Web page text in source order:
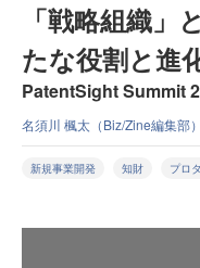
「戦略組織
たな役割と進
PatentSight Summit
名須川 楓太（Biz/Zine編集部）
新規事業開発 知財 プロ